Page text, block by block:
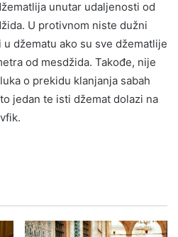
unutar udaljenosti od
U protivnom niste dužni
džematu ako su sve džematlije
od mesdžida. Takođe, nije
o prekidu klanjanja sabah
jedan te isti džemat dolazi na